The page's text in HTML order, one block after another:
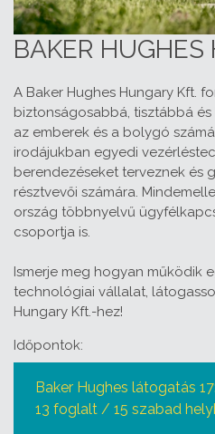
BAKER HUGHES
A Baker Hughes Hungary Kft.
biztonságosabbá, tisztábbá
az emberek és a bolygó
irodájukban egyedi
berendezéseket terveznek és
résztvevői számára.
ország többnyelvű
csoportja is.
Ismerje meg hogyan működik
technológiai vállalat,
Hungary Kft.-hez!
Időpontok:
Baker Hughes látogatás
13 foglalt / 15 szabad